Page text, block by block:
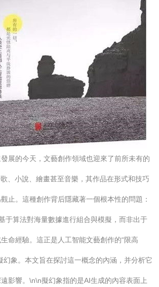
展的今天，文藝創作領域也迎來了前所未有的
、小說、繪畫甚至音樂，其作品在形式和技巧
止。這種創作背后隱藏著一個根本性的問題：
于算法對海量數據進行組合與模擬，而非出于
命經驗。這正是人工智能文藝創作的“限高
象。本文旨在探討這一概念的內涵，并分析它
影響。\n\n擬幻象指的是AI生成的內容表面上